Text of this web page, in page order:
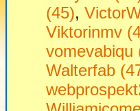
(45),
Viktorinmv
vomevabiqu
Walterfab